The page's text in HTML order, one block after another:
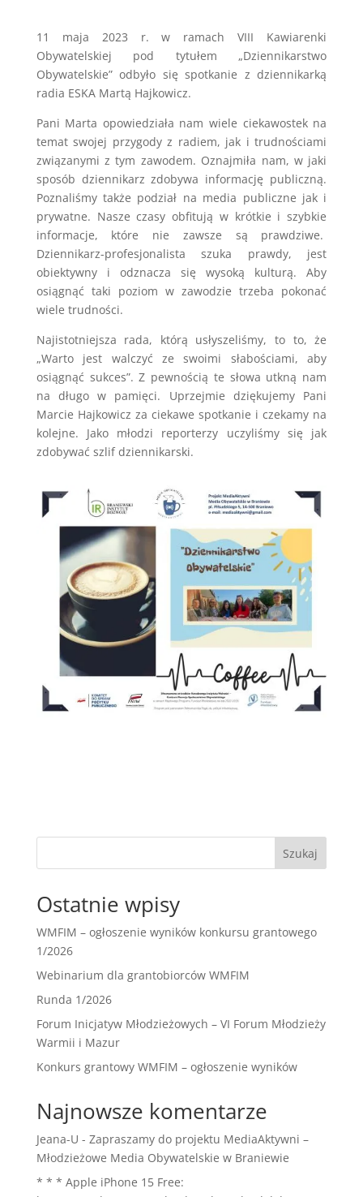
11 maja 2023 r. w ramach VIII Kawiarenki
Obywatelskiej pod tytułem „Dziennikarstwo
Obywatelskie” odbyło się spotkanie z dziennikarką
radia ESKA Martą Hajkowicz.
Pani Marta opowiedziała nam wiele ciekawostek na
temat swojej przygody z radiem, jak i trudnościami
związanymi z tym zawodem. Oznajmiła nam, w jaki
sposób dziennikarz zdobywa informację publiczną.
Poznaliśmy także podział na media publiczne jak i
prywatne. Nasze czasy obfitują w krótkie i szybkie
informacje, które nie zawsze są prawdziwe.
Dziennikarz-profesjonalista szuka prawdy, jest
obiektywny i odznacza się wysoką kulturą. Aby
osiągnąć taki poziom w zawodzie trzeba pokonać
wiele trudności.
Najistotniejsza rada, którą usłyszeliśmy, to to, że
„Warto jest walczyć ze swoimi słabościami, aby
osiągnąć sukces”. Z pewnością te słowa utkną nam
na długo w pamięci. Uprzejmie dziękujemy Pani
Marcie Hajkowicz za ciekawe spotkanie i czekamy na
kolejne. Jako młodzi reporterzy uczyliśmy się jak
zdobywać szlif dziennikarski.
Szukaj
Ostatnie wpisy
WMFIM – ogłoszenie wyników konkursu grantowego
1/2026
Webinarium dla grantobiorców WMFIM
Runda 1/2026
Forum Inicjatyw Młodzieżowych – VI Forum Młodzieży
Warmii i Mazur
Konkurs grantowy WMFIM – ogłoszenie wyników
Najnowsze komentarze
Jeana-U - Zapraszamy do projektu MediaAktywni –
Młodzieżowe Media Obywatelskie w Braniewie
* * * Apple iPhone 15 Free: